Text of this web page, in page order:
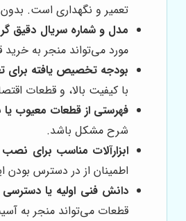
تعمیر و نگهداری است.
مدل و شماره سریال دقیق
مورد می‌تواند منجر به
بودجه تخصیص یافته برای
با کیفیت بالا، و قطعات
فهرستی از قطعات معیوب یا
شرح مشکل باشد.
ابزارآلات مناسب برای
اطمینان از در دسترس بودن
دانش فنی اولیه یا
قطعات می‌تواند منجر به